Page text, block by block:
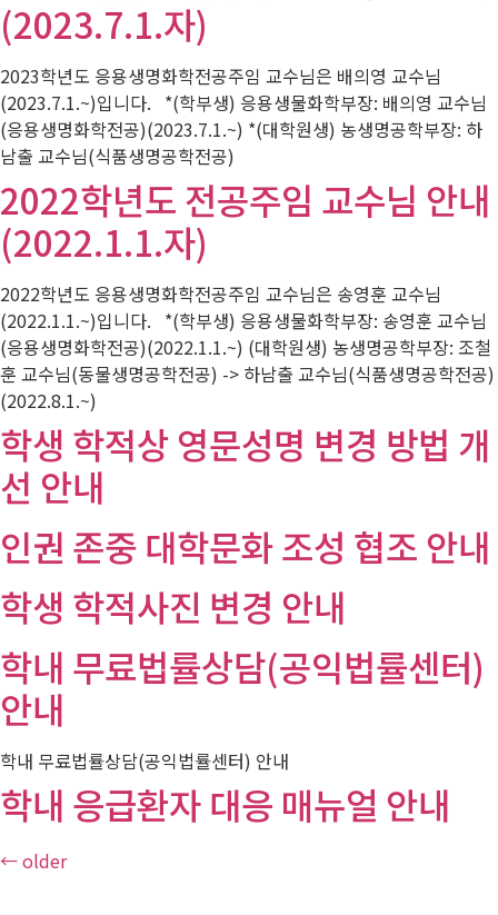
(2023.7.1.자)
2023학년도 응용생명화학전공주임 교수님은 배의영 교수님
(2023.7.1.~)입니다. *(학부생) 응용생물화학부장: 배의영 교수님
(응용생명화학전공)(2023.7.1.~) *(대학원생) 농생명공학부장: 하
남출 교수님(식품생명공학전공)
2022학년도 전공주임 교수님 안내
(2022.1.1.자)
2022학년도 응용생명화학전공주임 교수님은 송영훈 교수님
(2022.1.1.~)입니다. *(학부생) 응용생물화학부장: 송영훈 교수님
(응용생명화학전공)(2022.1.1.~) (대학원생) 농생명공학부장: 조철
훈 교수님(동물생명공학전공) -> 하남출 교수님(식품생명공학전공)
(2022.8.1.~)
학생 학적상 영문성명 변경 방법 개
선 안내
인권 존중 대학문화 조성 협조 안내
학생 학적사진 변경 안내
학내 무료법률상담(공익법률센터)
안내
학내 무료법률상담(공익법률센터) 안내
학내 응급환자 대응 매뉴얼 안내
←older